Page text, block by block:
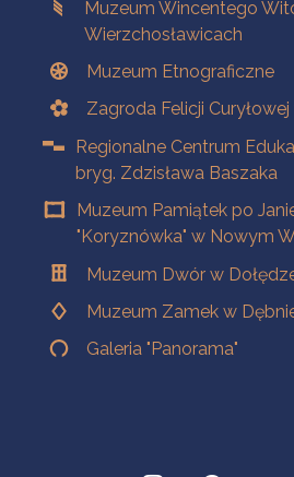
Muzeum Wincentego
Wierzchosławicach
Muzeum Etnograficzne
Zagroda Felicji
Regionalne Centrum
bryg. Zdzisława Baszaka
Muzeum Pamiątek po
"Koryznówka" w Nowym
Muzeum Dwór w
Muzeum Zamek w
Galeria "Panorama"